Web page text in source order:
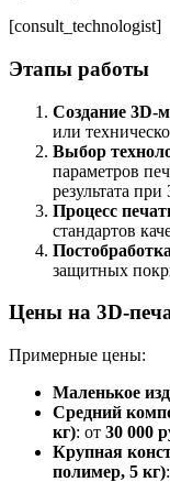
[consult_technologist]
Этапы работы
Создание 3D-
или
Выбор
параметров
результата при
Процесс
стандартов
Постобработка
защитных
Цены на 3D-
Примерные цены:
Маленькое
Средний
кг): от 30 000
Крупная
полимер, 5 кг)